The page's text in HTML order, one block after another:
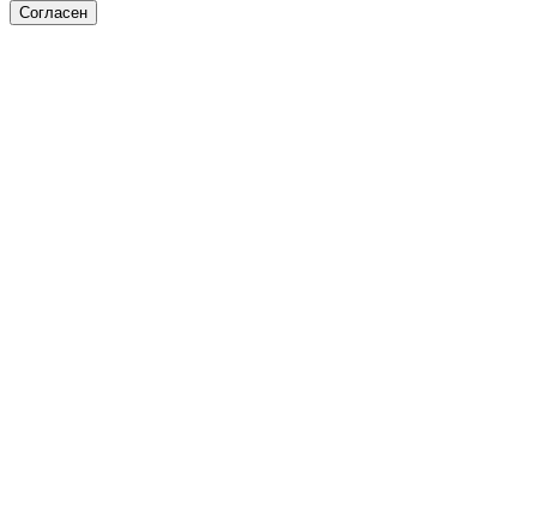
Согласен